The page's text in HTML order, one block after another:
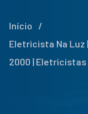
Início
/
Eletricista Na Luz
2000 | Eletricistas